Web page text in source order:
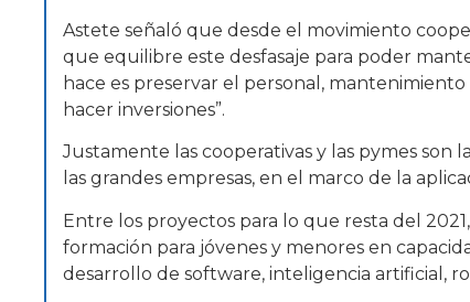
Astete señaló que desde el movimiento
que equilibre este desfasaje para poder
hace es preservar el personal,
hacer inversiones”.
Justamente las cooperativas y las pymes
las grandes empresas, en el marco de la
Entre los proyectos para lo que resta del
formación para jóvenes y menores en
desarrollo de software, inteligencia artificial,